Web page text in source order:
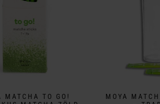
MATCHA TO GO!
MOYA